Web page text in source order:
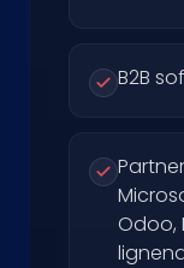
B2B
Odoo,